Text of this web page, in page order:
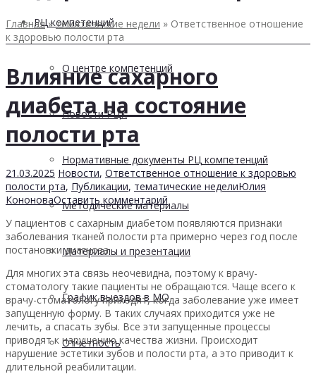
РЦ компетенций
О центре компетенций
Новости РЦК
Нормативные документы РЦ компетенций
Методические материалы
Материалы и презентации
График выездов в МО
Отчетность
Главная » тематические недели » Ответственное отношение
к здоровью полости рта
Влияние сахарного
диабета на состояние
полости рта
21.03.2025 Новости, Ответственное отношение к здоровью
полости рта, Публикации, тематические неделиЮлия
КононоваОставить комментарий
У пациентов с сахарным диабетом появляются признаки
заболевания тканей полости рта примерно через год после
постановки диагноза.
Для многих эта связь неочевидна, поэтому к врачу-
стоматологу такие пациенты не обращаются. Чаще всего к
врачу-стоматологу приходят, когда заболевание уже имеет
запущенную форму. В таких случаях приходится уже не
лечить, а спасать зубы. Все эти запущенные процессы
приводят к нарушению качества жизни. Происходит
нарушение эстетики зубов и полости рта, а это приводит к
длительной реабилитации.